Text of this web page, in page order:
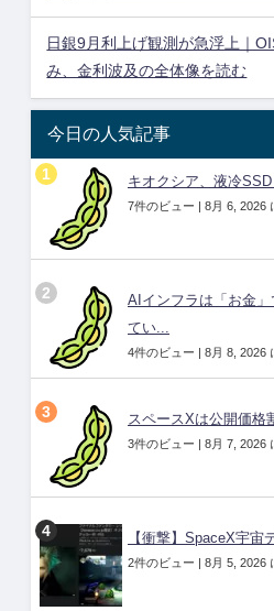
日銀9月利上げ観測が急浮上｜
み、金利波及の全体像を読む
今日の人気記事
キオクシア、液冷
7件のビュー | 8月 6, 2026
AIインフラは「お金
てい...
4件のビュー | 8月 8, 2026
スペースXは公開価格
3件のビュー | 8月 7, 2026
【衝撃】SpaceX宇宙
2件のビュー | 8月 5, 2026